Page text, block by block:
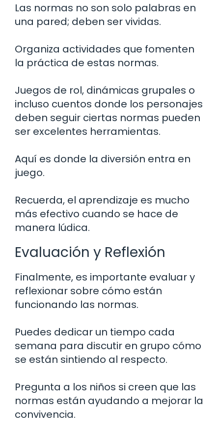
Las normas no son solo palabras en
una pared; deben ser vividas.
Organiza actividades que fomenten
la práctica de estas normas.
Juegos de rol, dinámicas grupales o
incluso cuentos donde los personajes
deben seguir ciertas normas pueden
ser excelentes herramientas.
Aquí es donde la diversión entra en
juego.
Recuerda, el aprendizaje es mucho
más efectivo cuando se hace de
manera lúdica.
Evaluación y Reflexión
Finalmente, es importante evaluar y
reflexionar sobre cómo están
funcionando las normas.
Puedes dedicar un tiempo cada
semana para discutir en grupo cómo
se están sintiendo al respecto.
Pregunta a los niños si creen que las
normas están ayudando a mejorar la
convivencia.